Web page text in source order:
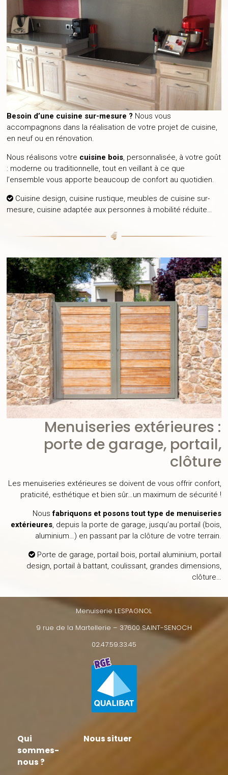
Besoin d’une cuisine sur-mesure ? Nous vous
accompagnons dans la réalisation de votre projet de cuisine,
en neuf ou en rénovation.
Nous réalisons votre cuisine bois, personnalisée, à votre goût
: moderne ou traditionnelle, tout en veillant à ce que
l’ensemble vous apporte beaucoup de confort au quotidien.
Cuisine design, cuisine rustique, meubles de cuisine sur-
mesure, cuisine adaptée aux personnes à mobilité réduite…
Menuiseries extérieures :
porte de garage, portail,
clôture
Les menuiseries extérieures se doivent de vous offrir confort,
praticité, esthétique et bien sûr…un maximum de sécurité !
Nousfabriquons et posons tout type de menuiseries
extérieures, depuis la porte de garage, jusqu’au portail (bois,
aluminium…) en passant par la clôture de votre terrain.
Porte de garage, portail bois, portail aluminium, portail
design, portail à battant, coulissant, grandes dimensions,
clôture…
Menuiserie LESPAGNOL
9 rue de la Martellerie – 37600 SAINT-SENOCH
02.47.59.33.45
Qui
sommes-
nous ?
Nous situer